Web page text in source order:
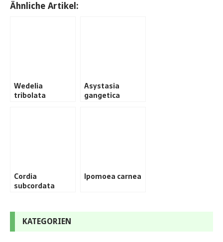
Ähnliche Artikel:
Wedelia
tribolata
Asystasia
gangetica
Cordia
subcordata
Ipomoea carnea
KATEGORIEN